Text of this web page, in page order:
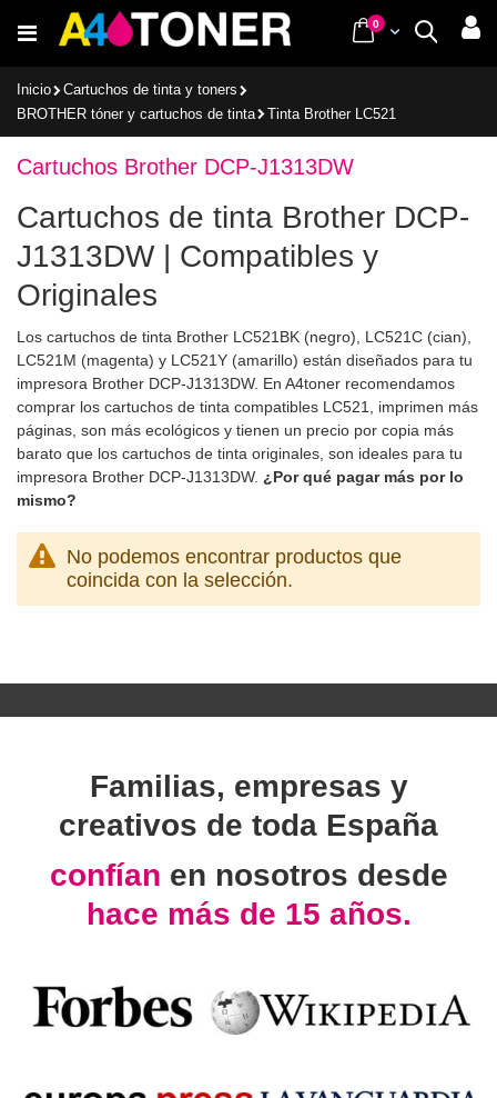
al
Buscar
Cart
0items
Inicio
Cartuchos de tinta y toners
BROTHER tóner y cartuchos de tinta
Tinta Brother LC521
Cartuchos Brother DCP-J1313DW
Cartuchos de tinta Brother DCP-
J1313DW | Compatibles y
Originales
Los cartuchos de tinta Brother LC521BK (negro), LC521C (cian),
LC521M (magenta) y LC521Y (amarillo) están diseñados para tu
impresora Brother DCP-J1313DW. En A4toner recomendamos
comprar los cartuchos de tinta compatibles LC521, imprimen más
páginas, son más ecológicos y tienen un precio por copia más
barato que los cartuchos de tinta originales, son ideales para tu
impresora Brother DCP-J1313DW. ¿Por qué pagar más por lo
mismo?
No podemos encontrar productos que
coincida con la selección.
Familias, empresas y
creativos de toda España
confían en nosotros desde
hace más de 15 años.